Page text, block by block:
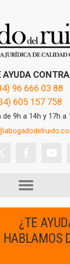
AYUDA
96 666 03 88
605 157 758
9h a 14h y 17h a
¿TE
HABLAMOS